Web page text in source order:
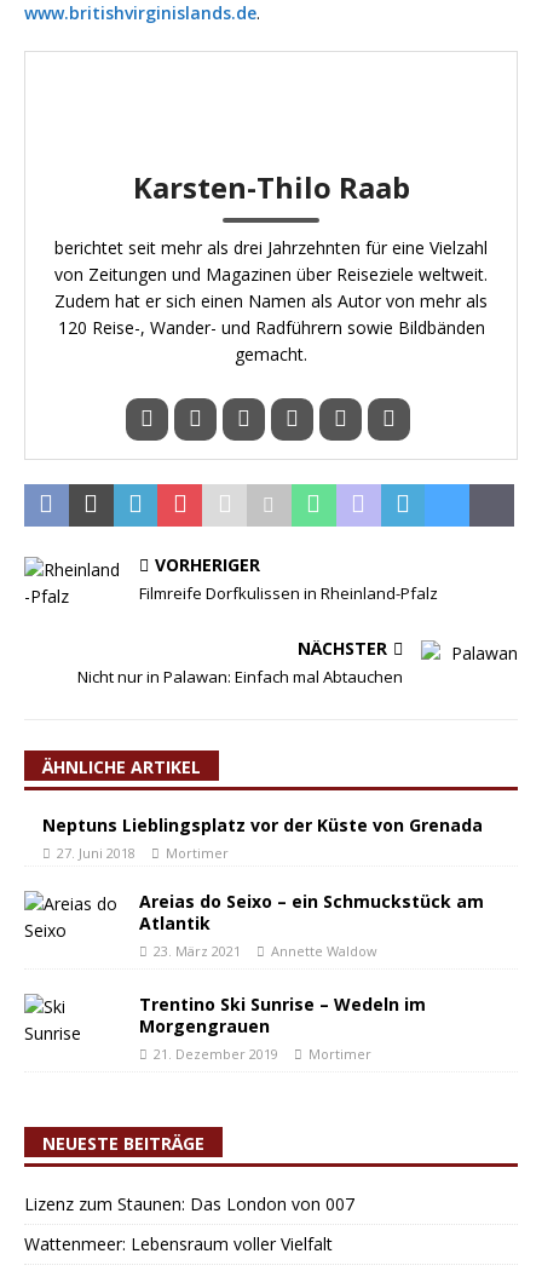
www.britishvirginislands.de.
Karsten-Thilo Raab
berichtet seit mehr als drei Jahrzehnten für eine Vielzahl
von Zeitungen und Magazinen über Reiseziele weltweit.
Zudem hat er sich einen Namen als Autor von mehr als
120 Reise-, Wander- und Radführern sowie Bildbänden
gemacht.
VORHERIGER
Filmreife Dorfkulissen in Rheinland-Pfalz
NÄCHSTER
Nicht nur in Palawan: Einfach mal Abtauchen
ÄHNLICHE ARTIKEL
Neptuns Lieblingsplatz vor der Küste von Grenada
27. Juni 2018 Mortimer
Areias do Seixo – ein Schmuckstück am
Atlantik
23. März 2021 Annette Waldow
Trentino Ski Sunrise – Wedeln im
Morgengrauen
21. Dezember 2019 Mortimer
NEUESTE BEITRÄGE
Lizenz zum Staunen: Das London von 007
Wattenmeer: Lebensraum voller Vielfalt